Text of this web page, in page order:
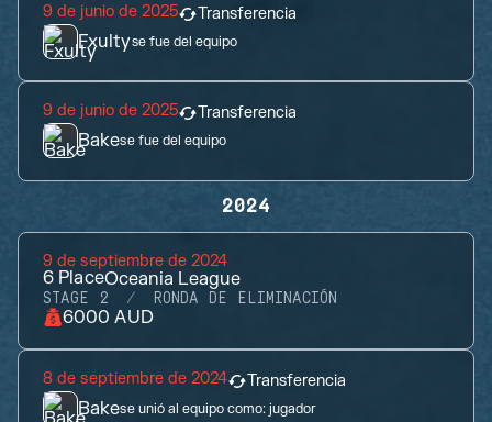
9 de junio de 2025 Transferencia
Fxultyse fue del equipo
9 de junio de 2025 Transferencia
Bakese fue del equipo
2024
9 de septiembre de 2024
6 PlaceOceania League
STAGE 2 RONDA DE ELIMINACIÓN
6000 AUD
8 de septiembre de 2024 Transferencia
Bakese unió al equipo como:jugador